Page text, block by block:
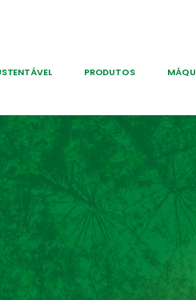
PRODUTOS